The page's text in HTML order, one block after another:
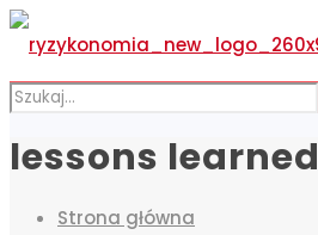
lessons learned
Strona główna